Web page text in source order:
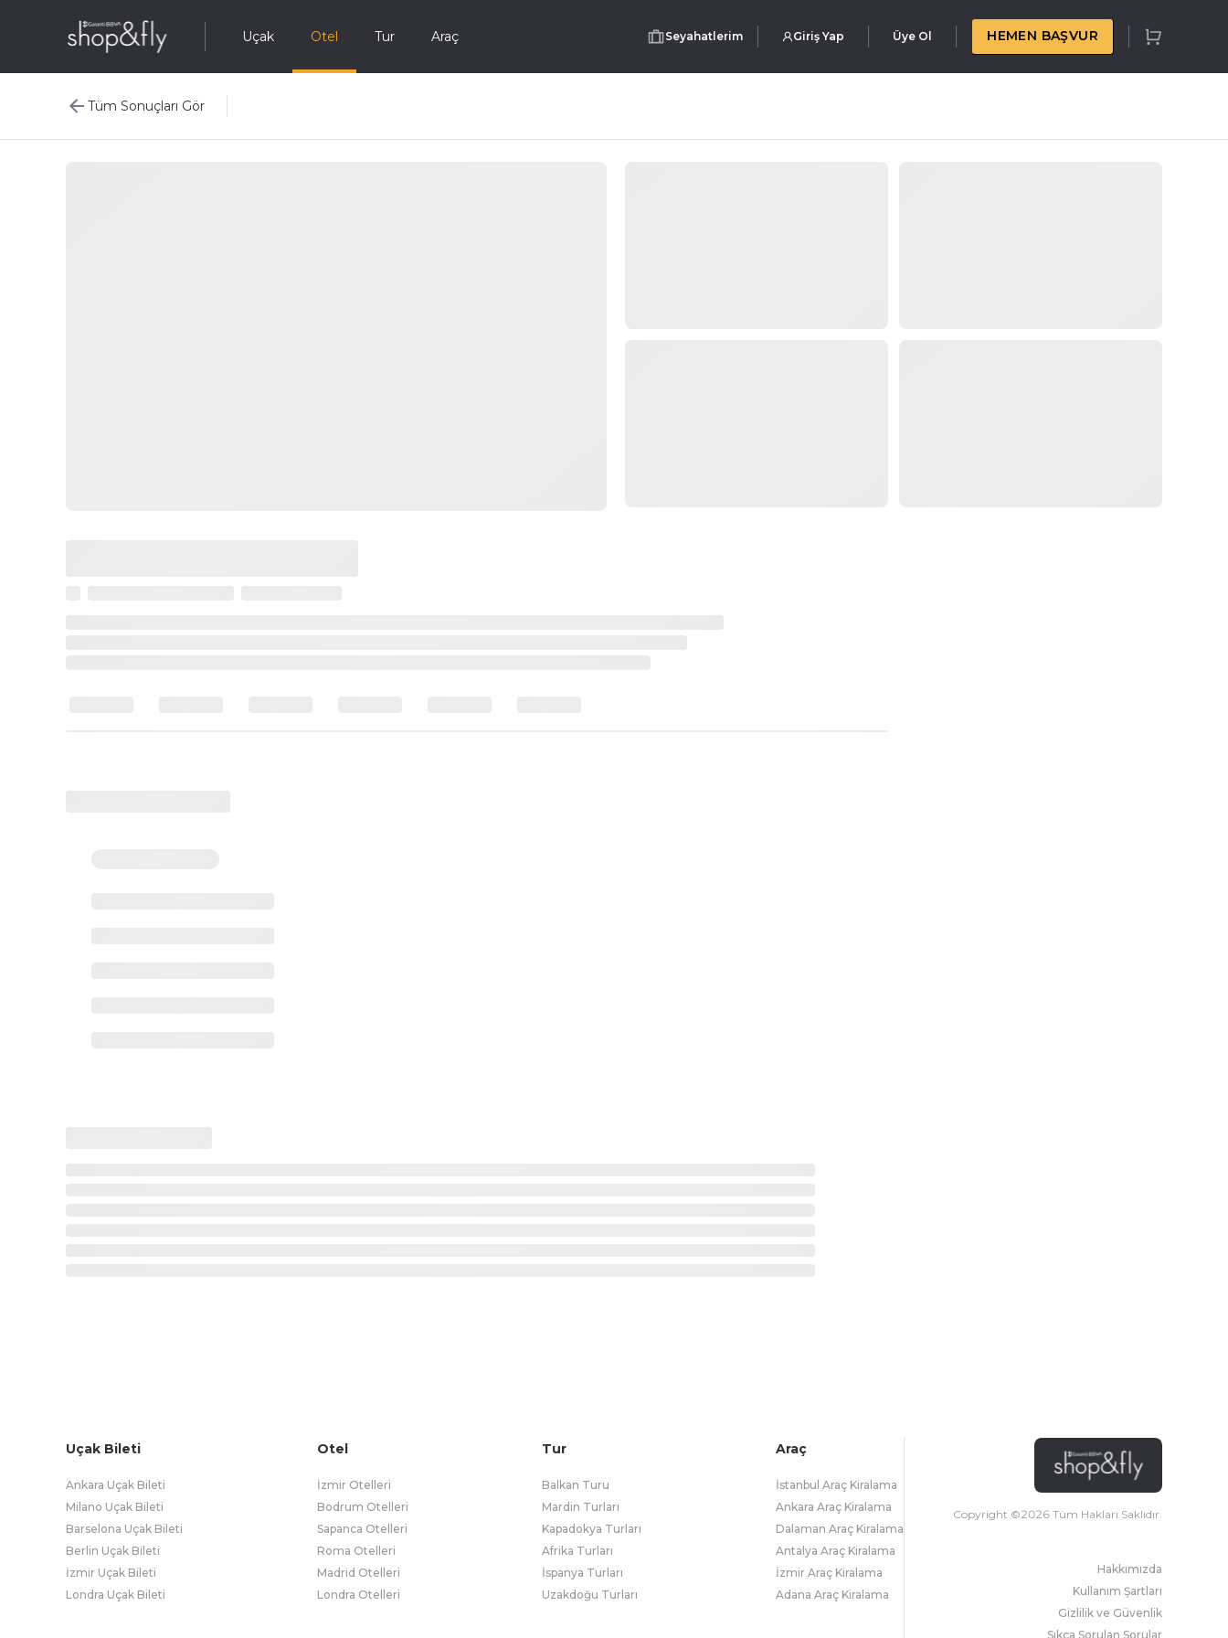
Uçak Otel Tur Araç Seyahatlerim Giriş Yap Üye Ol HEMEN BAŞVUR
Tüm Sonuçları Gör
Uçak Bileti
Ankara Uçak Bileti
Milano Uçak Bileti
Barselona Uçak Bileti
Berlin Uçak Bileti
İzmir Uçak Bileti
Londra Uçak Bileti
Otel
İzmir Otelleri
Bodrum Otelleri
Sapanca Otelleri
Roma Otelleri
Madrid Otelleri
Londra Otelleri
Tur
Balkan Turu
Mardin Turları
Kapadokya Turları
Afrika Turları
İspanya Turları
Uzakdoğu Turları
Araç
İstanbul Araç Kiralama
Ankara Araç Kiralama
Dalaman Araç Kiralama
Antalya Araç Kiralama
İzmir Araç Kiralama
Adana Araç Kiralama
Copyright ©2026 Tüm Hakları Saklıdır.
Hakkımızda
Kullanım Şartları
Gizlilik ve Güvenlik
Sıkça Sorulan Sorular